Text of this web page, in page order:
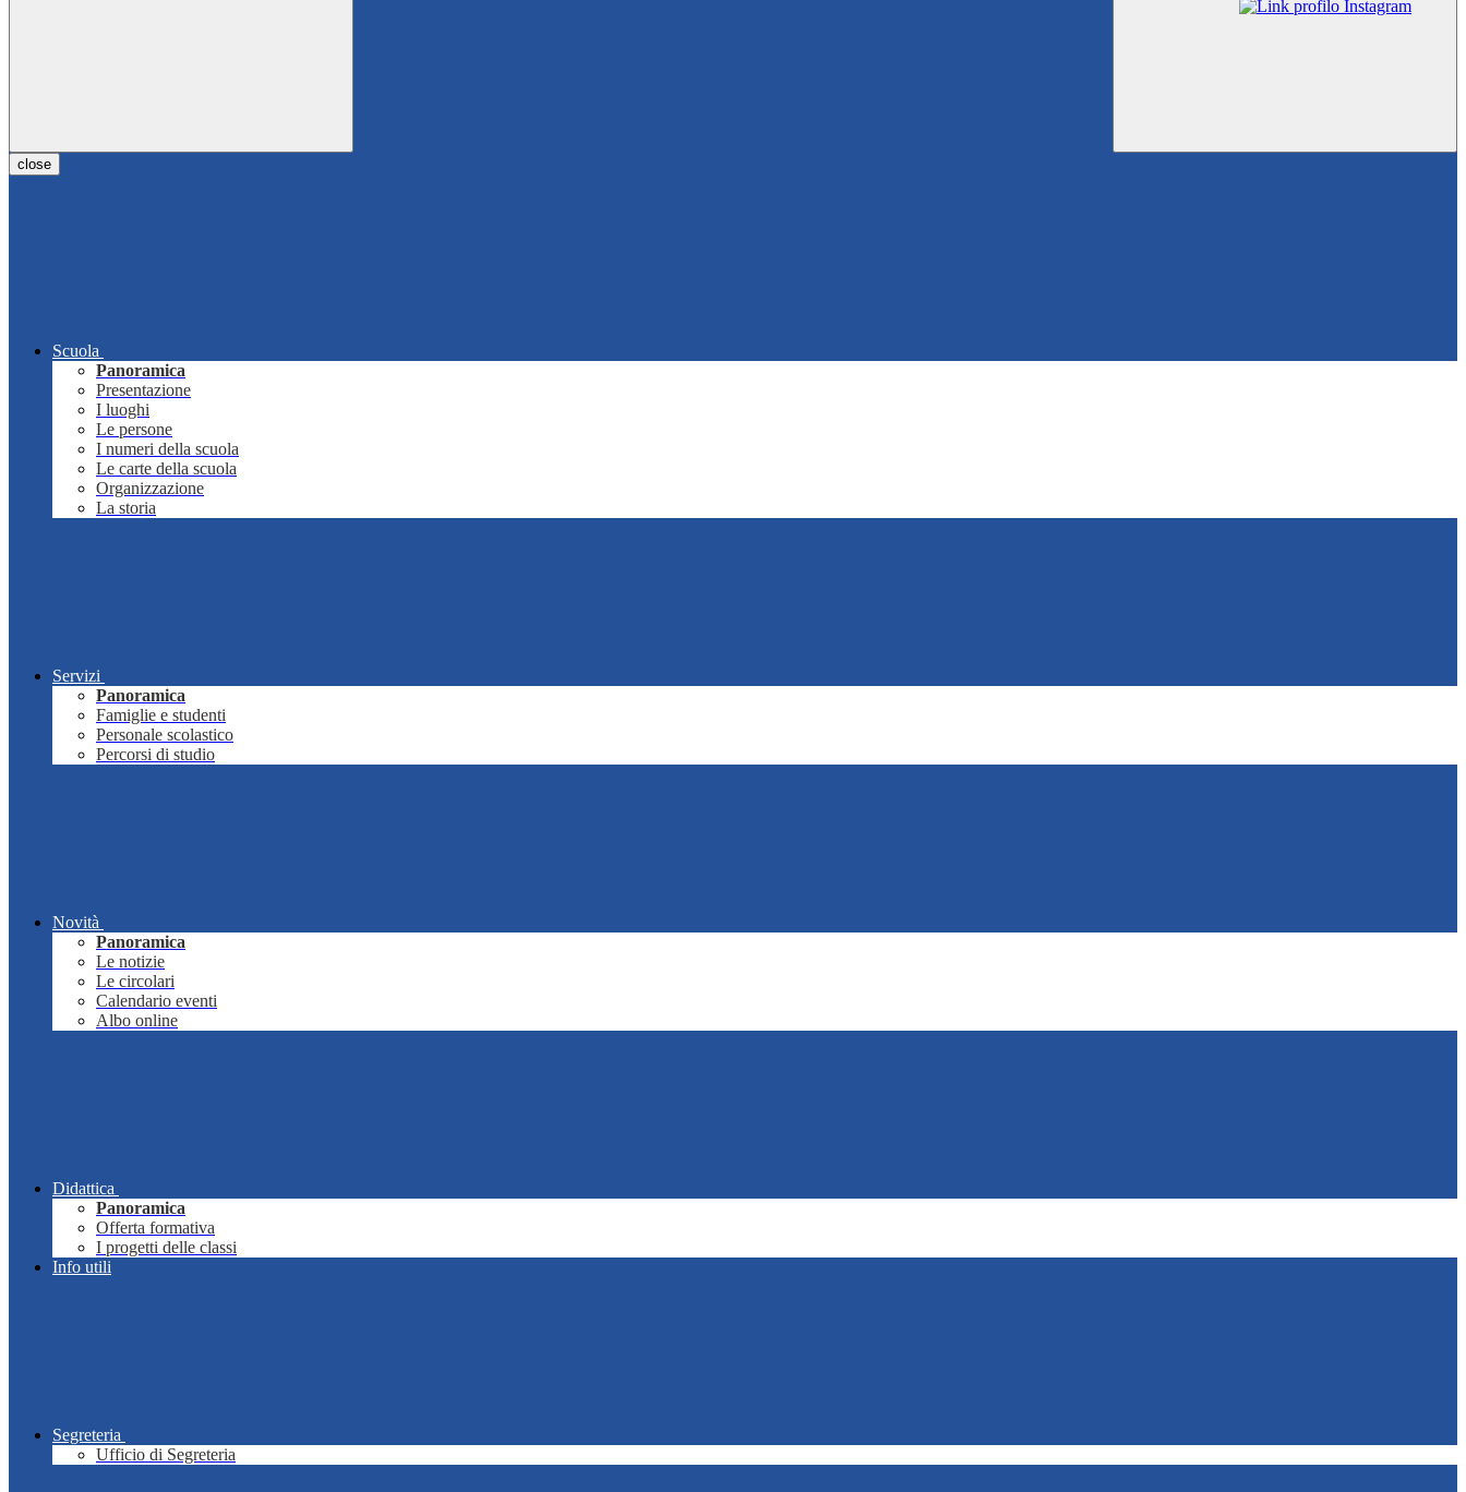
close
Scuola
Panoramica
Presentazione
I luoghi
Le persone
I numeri della scuola
Le carte della scuola
Organizzazione
La storia
Servizi
Panoramica
Famiglie e studenti
Personale scolastico
Percorsi di studio
Novità
Panoramica
Le notizie
Le circolari
Calendario eventi
Albo online
Didattica
Panoramica
Offerta formativa
I progetti delle classi
Info utili
Segreteria
Ufficio di Segreteria